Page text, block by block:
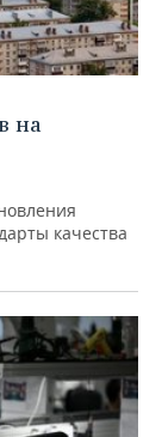
на
качества